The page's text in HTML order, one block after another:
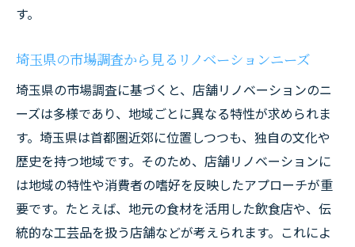
リピーターを増やすための店舗体験の最適
化
競合との差別化ポイントを明確にする方法
営業戦略とリノベーションのシナジー効果
革新的な店舗リノベーションで埼玉県のビジネ
スに新たな価値を創造する
異業種コラボで生まれる新しいビジネスモ
デル
す。
埼玉県の市場調査から見るリノベーションニーズ
埼玉県の市場調査に基づくと、店舗リノベーションのニ
ーズは多様であり、地域ごとに異なる特性が求められま
す。埼玉県は首都圏近郊に位置しつつも、独自の文化や
歴史を持つ地域です。そのため、店舗リノベーションに
は地域の特性や消費者の嗜好を反映したアプローチが重
要です。たとえば、地元の食材を活用した飲食店や、伝
統的な工芸品を扱う店舗などが考えられます。これによ